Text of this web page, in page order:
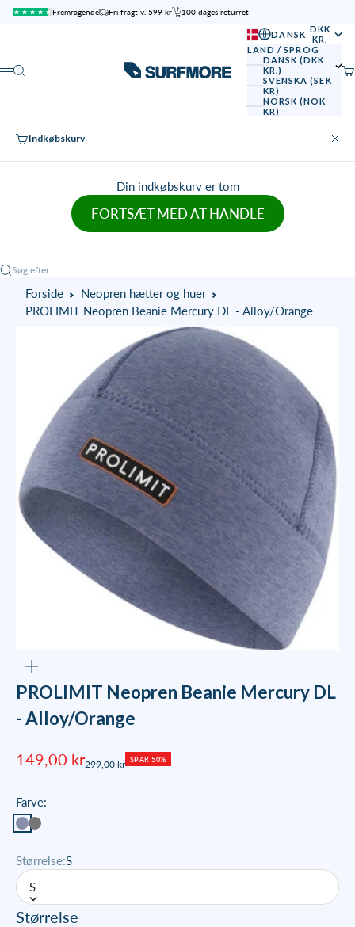
Spring til indhold
Fremragende Fri fragt v. 599 kr 100 dages returret
SURFMORE
Menu
Søg
DANSK DKK
KR.
LAND / SPROG
DANSK (DKK
KR.)
SVENSKA (SEK
KR)
NORSK (NOK
KR)
Indkøbskurv Luk
Din indkøbskurv er tom
FORTSÆT MED AT HANDLE
Søg efter...
Forside
Neopren hætter og huer
PROLIMIT Neopren Beanie Mercury DL - Alloy/Orange
PROLIMIT Neopren Beanie Mercury DL
- Alloy/Orange
Salgspris
149,00 krNormalpris
299,00 kr SPAR 50%
Farve:
#888fab
#767676
Størrelse:S
S
Størrelse